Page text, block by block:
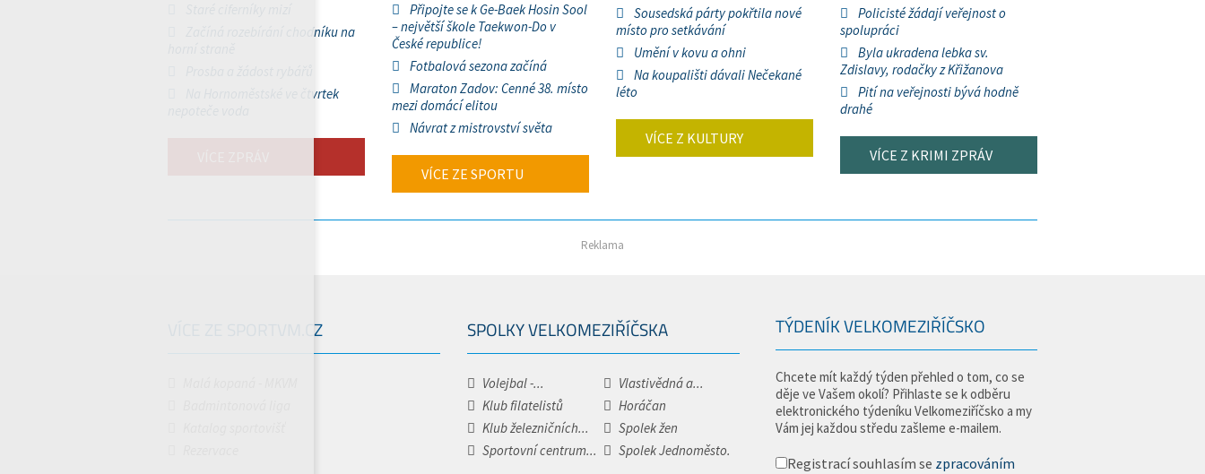
Začíná rozebírání chodníku na
Na Hornoměstské ve čtvrtek
Připojte se k Ge-Baek Hosin Sool
– největší škole Taekwon-Do v
České republice!
Fotbalová sezona začíná
Maraton Zadov: Cenné 38. místo
mezi domácí elitou
Návrat z mistrovství světa
VÍCE ZE SPORTU
Sousedská párty pokřtila nové
místo pro setkávání
Umění v kovu a ohni
Na koupališti dávali Nečekané
léto
VÍCE Z KULTURY
Policisté žádají veřejnost o
spolupráci
Byla ukradena lebka sv.
Zdislavy, rodačky z Křižanova
Pití na veřejnosti bývá hodně
drahé
VÍCE Z KRIMI ZPRÁV
Reklama
VÍCE ZE SPORTVM.CZ SPOLKY VELKOMEZIŘÍČSKA
Volejbal -...
Vlastivědná a...
Klub filatelistů
Horáčan
Klub železničních...
Spolek žen
Sportovní centrum...
Spolek Jednoměsto.
TÝDENÍK VELKOMEZIŘÍČSKO
Chcete mít každý týden přehled o tom, co se
děje ve Vašem okolí? Přihlaste se k odběru
elektronického týdeníku Velkomeziříčsko a my
Vám jej každou středu zašleme e-mailem.
Registrací souhlasím se zpracováním